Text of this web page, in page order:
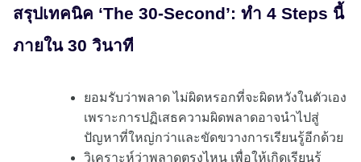
สรุปเทคนิค ‘The 30-Second’: ทำ 4 Steps นี้
ภายใน 30 วินาที
ยอมรับว่าพลาด ไม่ผิดหรอกที่จะผิดหวังในตัวเอง
เพราะการปฏิเสธความผิดพลาดอาจนำไปสู่
ปัญหาที่ใหญ่กว่าและขัดขวางการเรียนรู้อีกด้วย
วิเคราะห์ว่าพลาดตรงไหน เพื่อให้เกิดเรียนรู้